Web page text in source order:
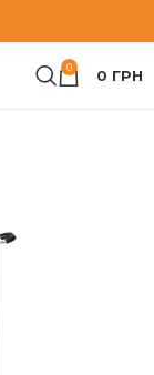
0 0 ГРН